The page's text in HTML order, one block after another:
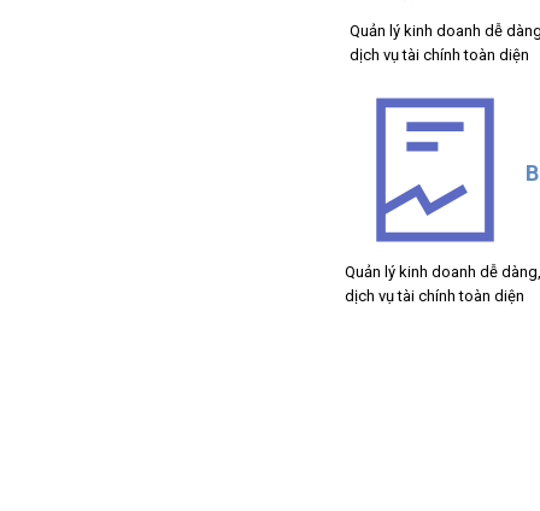
Quản lý kinh doanh dễ
dịch vụ tài chính toàn diện
Quản lý kinh doanh dễ
dịch vụ tài chính toàn diện